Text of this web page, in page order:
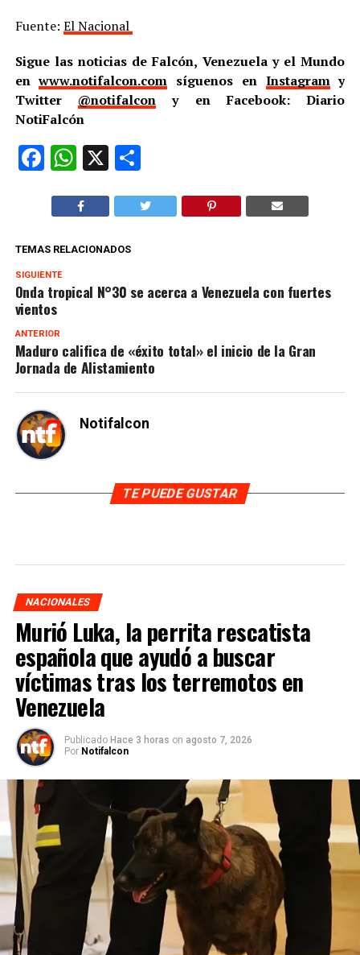
Fuente: El Nacional
Sigue las noticias de Falcón, Venezuela y el Mundo
enwww.notifalcon.com síguenos en Instagramy
Twitter @notifalcon y en Facebook: Diario
NotiFalcón
Facebook
WhatsApp
X Compartir
TEMAS RELACIONADOS
SIGUIENTE
Onda tropical N°30 se acerca a Venezuela con fuertes
vientos
ANTERIOR
Maduro califica de «éxito total» el inicio de la Gran
Jornada de Alistamiento
Notifalcon
TE PUEDE GUSTAR
NACIONALES
Murió Luka, la perrita rescatista
española que ayudó a buscar
víctimas tras los terremotos en
Venezuela
Publicado Hace 3 horas on agosto 7, 2026
Por Notifalcon